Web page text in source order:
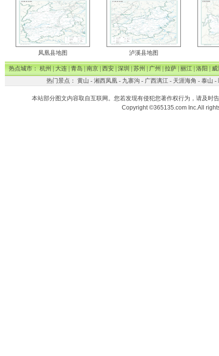
凤凰县地图 泸溪县地图
热点城市：杭州|大连|青岛|南京|西安|深圳|苏州|广州|拉萨|丽江|洛阳|威
热门景点： 黄山 - 湘西凤凰- 九寨沟 - 广西漓江- 天涯海角 - 泰山 -
本站部分图文内容取自互联网。您若发现有侵犯您著作权行为，请及时
Copyright ©365135.com Inc.All